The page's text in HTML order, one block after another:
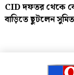
CID দফতর থেকে
বাড়িতে ছুটলেন সুমিত